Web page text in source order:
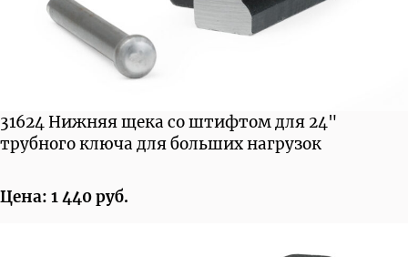
31624 Нижняя щека со штифтом для 24"
трубного ключа для больших нагрузок
Цена: 1 440 руб.